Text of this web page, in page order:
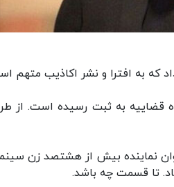
که به افترا و نشر اکاذیب
قضاییه به ثبت رسیده است. از
نماینده بیش از هشتصد زن
تا قسمت چه باشد.